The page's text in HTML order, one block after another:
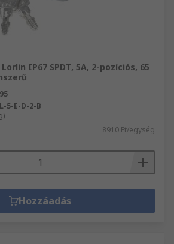
IP67 SPDT, 5A, 2-pozíciós, 65
5-E-D-2-B
8910 Ft/egység
Hozzáadás